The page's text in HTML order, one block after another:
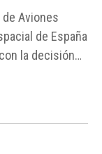
de Aviones
de España
la decisión
de